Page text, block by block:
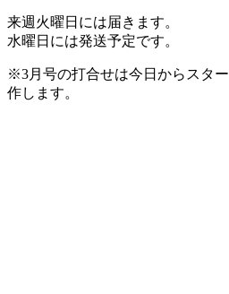
来週火曜日には届きます。
水曜日には発送予定です。
※3月号の打合せは今日からスタ
作します。